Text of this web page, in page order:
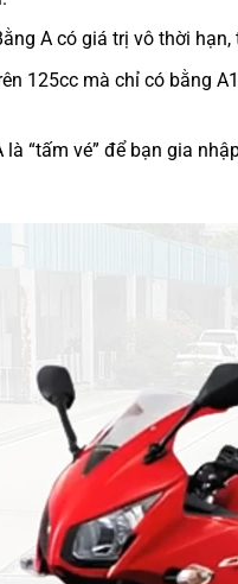
A có giá trị vô thời
125cc mà chỉ có bằng
“tấm vé” để bạn gia